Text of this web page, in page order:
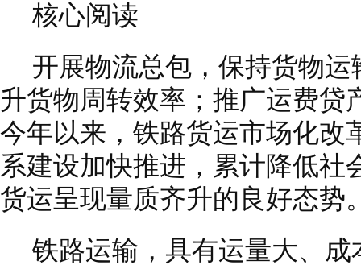
核心阅读
开展物流总包，保持货物
升货物周转效率；推广运费
今年以来，铁路货运市场化改
系建设加快推进，累计降低社
货运呈现量质齐升的良好态势
铁路运输，具有运量大、